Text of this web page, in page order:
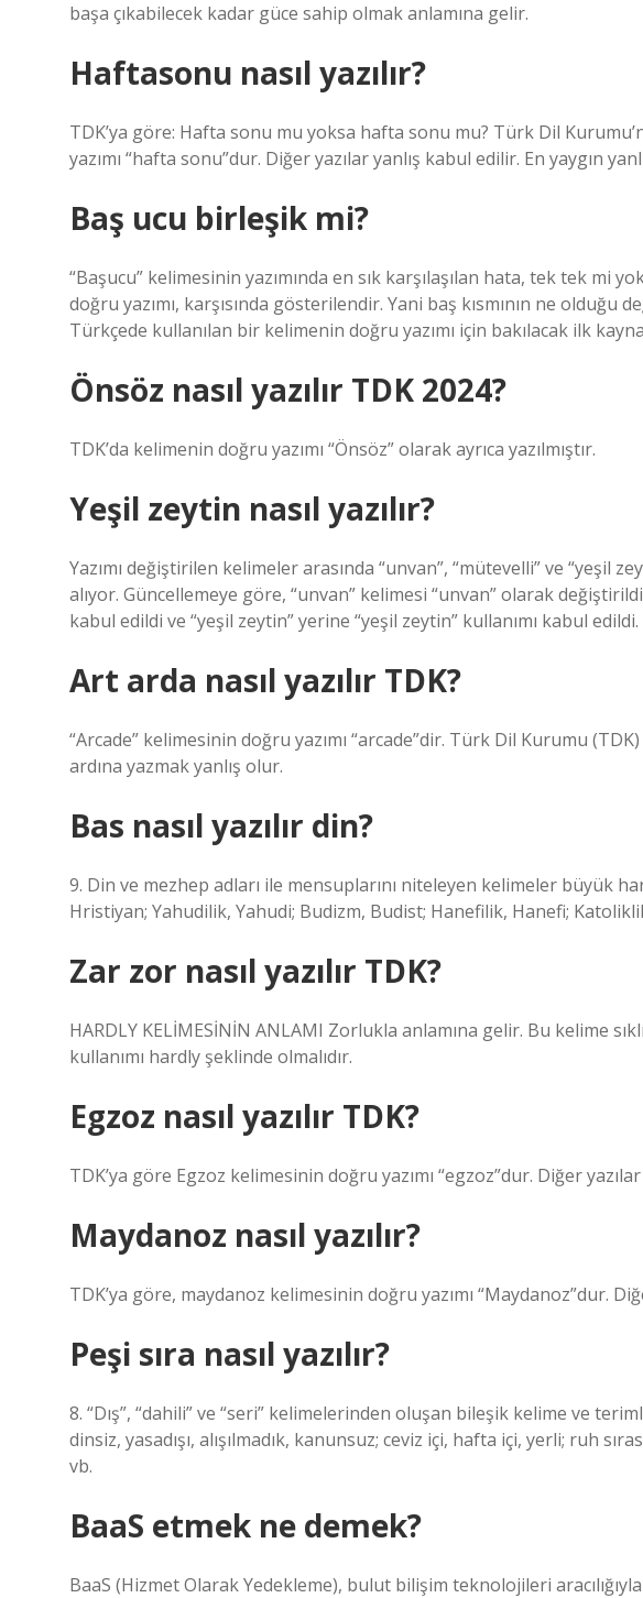
başa çıkabilecek kadar güce sahip olmak anlamına gelir.
Haftasonu nasıl yazılır?
TDK’ya göre: Hafta sonu mu yoksa hafta sonu mu? Türk Dil
yazımı “hafta sonu”dur. Diğer yazılar yanlış kabul edilir. En yaygın
Baş ucu birleşik mi?
“Başucu” kelimesinin yazımında en sık karşılaşılan hata, tek tek mi
doğru yazımı, karşısında gösterilendir. Yani baş kısmının ne olduğu
Türkçede kullanılan bir kelimenin doğru yazımı için bakılacak ilk
Önsöz nasıl yazılır TDK 2024?
TDK’da kelimenin doğru yazımı “Önsöz” olarak ayrıca yazılmıştır.
Yeşil zeytin nasıl yazılır?
Yazımı değiştirilen kelimeler arasında “unvan”, “mütevelli” ve “yeşil
alıyor. Güncellemeye göre, “unvan” kelimesi “unvan” olarak
kabul edildi ve “yeşil zeytin” yerine “yeşil zeytin” kullanımı kabul edildi.
Art arda nasıl yazılır TDK?
“Arcade” kelimesinin doğru yazımı “arcade”dir. Türk Dil Kurumu
ardına yazmak yanlış olur.
Bas nasıl yazılır din?
9. Din ve mezhep adları ile mensuplarını niteleyen kelimeler büyük
Hristiyan; Yahudilik, Yahudi; Budizm, Budist; Hanefilik, Hanefi;
Zar zor nasıl yazılır TDK?
HARDLY KELİMESİNİN ANLAMI Zorlukla anlamına gelir. Bu kelime
kullanımı hardly şeklinde olmalıdır.
Egzoz nasıl yazılır TDK?
TDK’ya göre Egzoz kelimesinin doğru yazımı “egzoz”dur. Diğer
Maydanoz nasıl yazılır?
TDK’ya göre, maydanoz kelimesinin doğru yazımı “Maydanoz”dur.
Peşi sıra nasıl yazılır?
8. “Dış”, “dahili” ve “seri” kelimelerinden oluşan bileşik kelime ve
dinsiz, yasadışı, alışılmadık, kanunsuz; ceviz içi, hafta içi, yerli; ruh
vb.
BaaS etmek ne demek?
BaaS (Hizmet Olarak Yedekleme), bulut bilişim teknolojileri